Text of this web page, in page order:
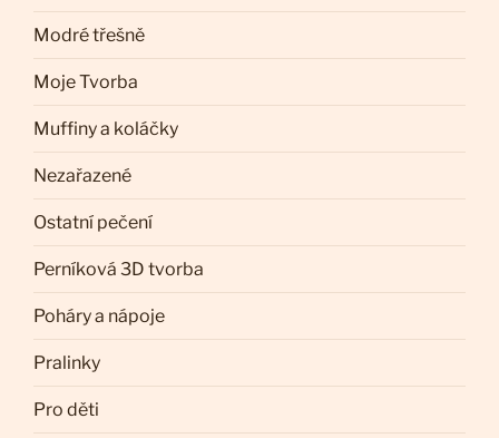
Modré třešně
Moje Tvorba
Muffiny a koláčky
Nezařazené
Ostatní pečení
Perníková 3D tvorba
Poháry a nápoje
Pralinky
Pro děti